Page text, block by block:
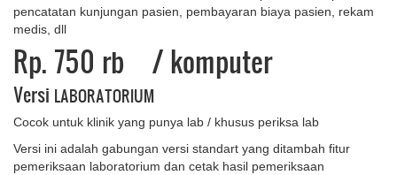
pencatatan kunjungan pasien, pembayaran biaya pasien, rekam
medis, dll
Rp. 750 rb / komputer
Versi LABORATORIUM
Cocok untuk klinik yang punya lab / khusus periksa lab
Versi ini adalah gabungan versi standart yang ditambah fitur
pemeriksaan laboratorium dan cetak hasil pemeriksaan